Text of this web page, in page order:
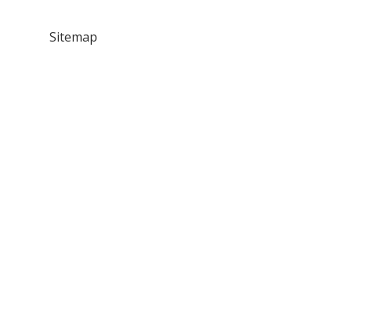
Sitemap